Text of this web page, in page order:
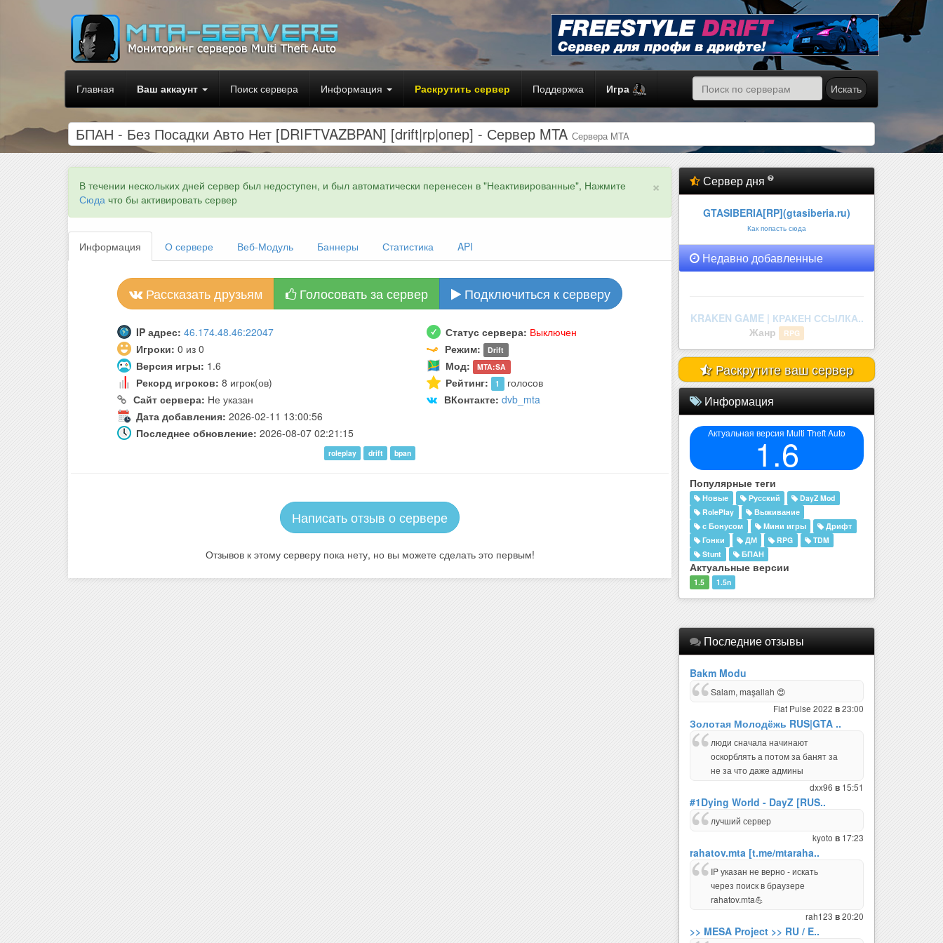
Главная Ваш аккаунт Поиск сервера Информация Раскрутить сервер Поддержка Игра Искать
БПАН - Без Посадки Авто Нет [DRIFTVAZBPAN] [drift|rp|опер] - Сервер MTA Сервера MTA
×
В течении нескольких дней сервер был недоступен, и был автоматически перенесен в "Неактивированные", Нажмите
Сюда что бы активировать сервер
Информация О сервере Веб-Модуль Баннеры Статистика API
Рассказать друзьям Голосовать за сервер Подключиться к серверу
IP адрес: 46.174.48.46:22047 Статус сервера: Выключен
Игроки: 0 из 0 Режим: Drift
Версия игры: 1.6 Мод: MTA:SA
Рекорд игроков: 8 игрок(ов) Рейтинг: 1 голосов
Сайт сервера: Не указан ВКонтакте: dvb_mta
Дата добавления: 2026-02-11 13:00:56
Последнее обновление: 2026-08-07 02:21:15
roleplay drift bpan
Написать отзыв о сервере
Отзывов к этому серверу пока нету, но вы можете сделать это первым!
Сервер дня
GTASIBERIA[RP](gtasiberia.ru)
Как попасть сюда
Недавно добавленные
legenda mta.
Жанр
RolePlay
Раскрутите ваш сервер
Информация
Актуальная версия Multi Theft Auto
1.6
Популярные теги
Новые Русский
DayZ Mod
RolePlay
Выживание
с Бонусом
Мини игры
Дрифт
Гонки
ДМ RPG
TDM
Stunt
БПАН
Актуальные версии
1.5 1.5n
Последние отзывы
Bakm Modu
Salam, maşallah 😍
Fiat Pulse 2022 в23:00
Золотая Молодёжь RUS|GTA ..
люди сначала начинают
оскорблять а потом за банят за
не за что даже админы
dxx96 в 15:51
#1Dying World - DayZ [RUS..
лучший сервер
kyoto в 17:23
rahatov.mta [t.me/mtaraha..
IP указан не верно - искать
через поиск в браузере
rahatov.mta💪
rah123 в20:20
>> MESA Project >> RU / E..